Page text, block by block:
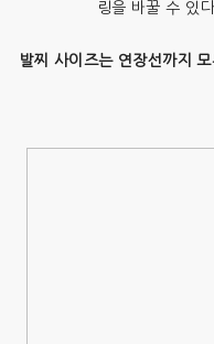
링을 바꿀 수 있
발찌 사이즈는 연장선까지